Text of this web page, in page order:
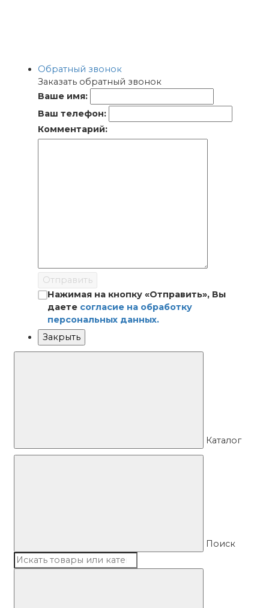
Обратный звонок
Заказать обратный звонок
Ваше имя:
Ваш телефон:
Комментарий:
Отправить
Нажимая на кнопку «Отправить», Вы
даете согласие на обработку
персональных данных.
Закрыть
Каталог
Поиск